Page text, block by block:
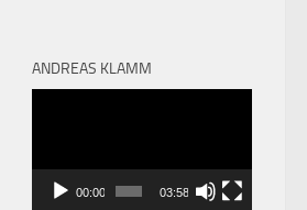
ANDREAS KLAMM
00:00 03:58